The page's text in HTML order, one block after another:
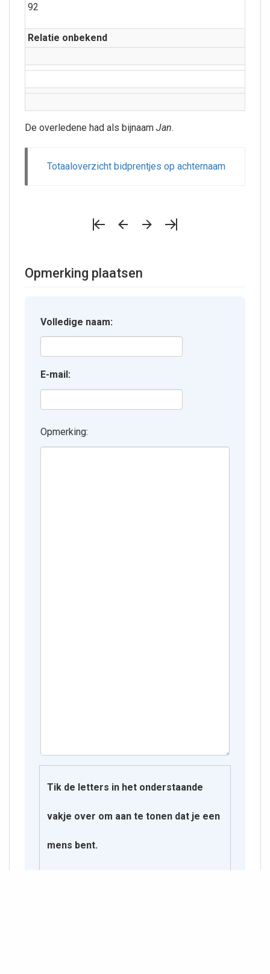
92
Relatie onbekend
De overledene had als bijnaam Jan.
Totaaloverzicht bidprentjes op achternaam
Opmerking plaatsen
Volledige naam:
E-mail:
Opmerking:
Tik de letters in het onderstaande
vakje over om aan te tonen dat je een
mens bent.